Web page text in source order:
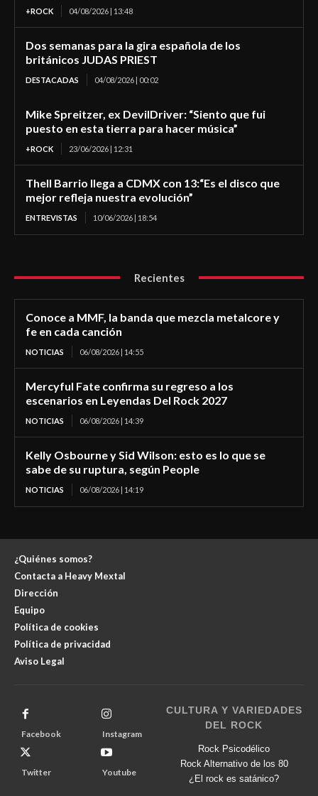
+ROCK 04/08/2026 | 13:48
Dos semanas para la gira española de los
británicos JUDAS PRIEST
DESTACADAS 04/08/2026 | 00:02
Mike Spreitzer, ex DevilDriver: “Siento que fui
puesto en esta tierra para hacer música”
+ROCK 23/06/2026 | 12:31
Thell Barrio llega a CDMX con 13:“Es el disco que
mejor refleja nuestra evolución”
ENTREVISTAS 10/06/2026 | 18:54
Recientes
Conoce a MMF, la banda que mezcla metalcore y
fe en cada canción
NOTICIAS 06/08/2026 | 14:55
Mercyful Fate confirma su regreso a los
escenarios en Leyendas Del Rock 2027
NOTICIAS 06/08/2026 | 14:39
Kelly Osbourne y Sid Wilson: esto es lo que se
sabe de su ruptura, según People
NOTICIAS 06/08/2026 | 14:19
¿Quiénes somos?
Contacta a Heavy Mextal
Dirección
Equipo
Política de cookies
Política de privacidad
Aviso Legal
Facebook Instagram
Twitter Youtube
CULTURA Y VARIEDADES
DEL ROCK
Rock Psicodélico
Rock Alternativo de los 80
¿El rock es satánico?